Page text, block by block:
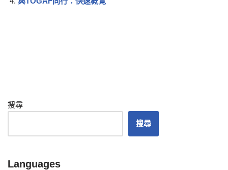
搜尋
搜尋
Languages